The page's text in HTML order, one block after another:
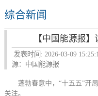
综合新闻
【中国能源报
发表时间: 2026-03-09
源：中国能源报
蓬勃春意中，“十五五”开
关注。